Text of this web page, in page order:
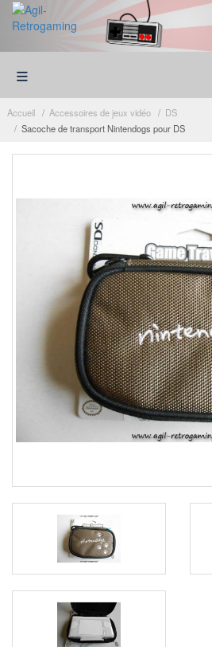
≡
Accueil Accessoires de jeux vidéo
DS
Sacoche de transport Nintendogs pour DS